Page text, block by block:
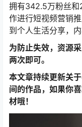
拥有342.5万粉丝
作进行短视频营销
到个人生活分享，内
为防止失效，资源
两次即可。
本文章持续更新关
间的作品，如果你
材哦！